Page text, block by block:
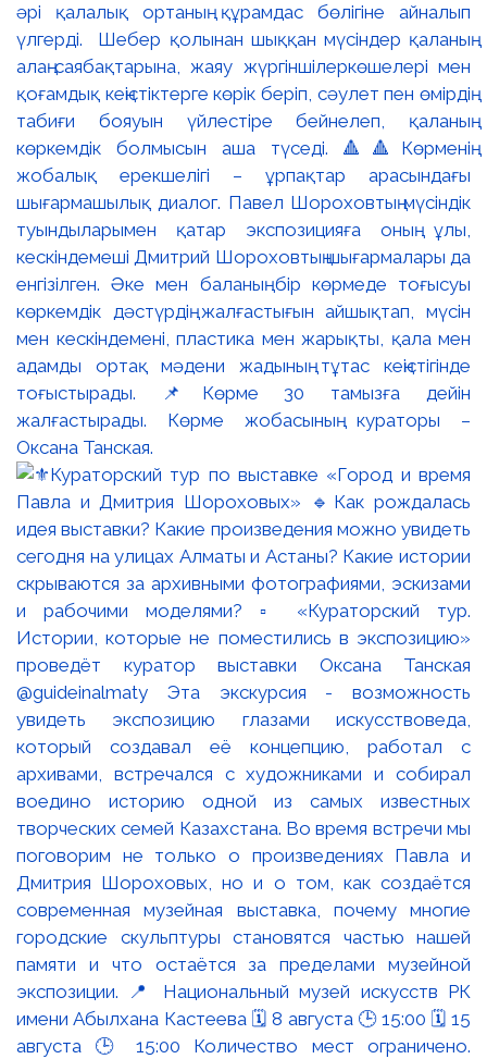
әрі қалалық ортаның құрамдас бөлігіне айналып
үлгерді. Шебер қолынан шыққан мүсіндер қаланың
алаң-саябақтарына, жаяу жүргіншілеркөшелері мен
қоғамдық кеңістіктерге көрік беріп, сәулет пен өмірдің
табиғи бояуын үйлестіре бейнелеп, қаланың
көркемдік болмысын аша түседі. 🔺🔺Көрменің
жобалық ерекшелігі – ұрпақтар арасындағы
шығармашылық диалог. Павел Шороховтың мүсіндік
туындыларымен қатар экспозицияға оның ұлы,
кескіндемеші Дмитрий Шороховтың шығармалары да
енгізілген. Әке мен баланың бір көрмеде тоғысуы
көркемдік дәстүрдің жалғастығын айшықтап, мүсін
мен кескіндемені, пластика мен жарықты, қала мен
адамды ортақ мәдени жадының тұтас кеңістігінде
тоғыстырады. 📌Көрме 30 тамызға дейін
жалғастырады. Көрме жобасының кураторы –
Оксана Танская.